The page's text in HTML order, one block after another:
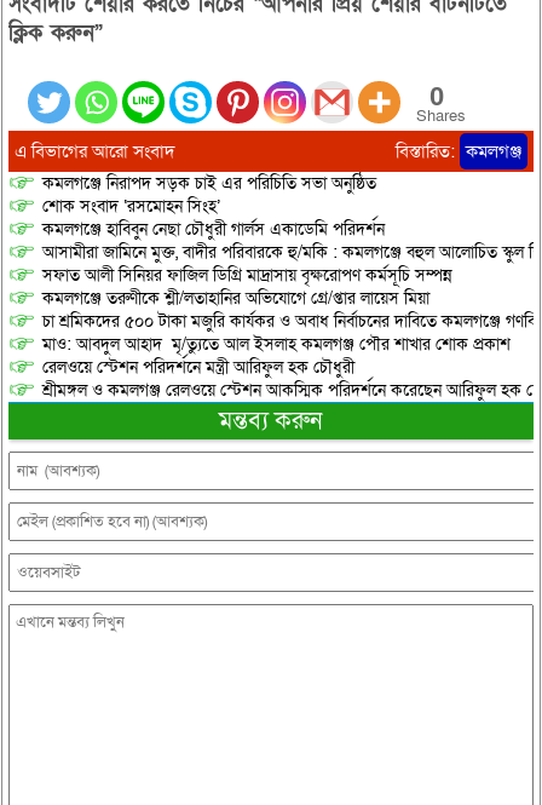
ক্লিক করুন”
0
Shares
এ বিভাগের আরো সংবাদ বিস্তারিত: কমলগঞ্জ
কমলগঞ্জে নিরাপদ সড়ক চাই এর পরিচিতি সভা অনুষ্ঠিত
শোক সংবাদ ‘রসমোহন সিংহ’
কমলগঞ্জে হাবিবুন নেছা চৌধুরী গার্লস একাডেমি পরিদর্শন
আসামীরা জামিনে মুক্ত, বাদীর পরিবারকে হু/মকি : কমলগঞ্জে বহুল আলোচিত স্কুল
সফাত আলী সিনিয়র ফাজিল ডিগ্রি মাদ্রাসায় বৃক্ষরোপণ কর্মসূচি সম্পন্ন
কমলগঞ্জে তরুণীকে শ্লী/লতাহানির অভিযোগে গ্রে/প্তার লায়েস মিয়া
চা শ্রমিকদের ৫০০ টাকা মজুরি কার্যকর ও অবাধ নির্বাচনের দাবিতে কমলগঞ্জে
মাও: আবদুল আহাদ মৃ/ত্যুতে আল ইসলাহ কমলগঞ্জ পৌর শাখার শোক প্রকাশ
রেলওয়ে স্টেশন পরিদর্শনে মন্ত্রী আরিফুল হক চৌধুরী
শ্রীমঙ্গল ও কমলগঞ্জ রেলওয়ে স্টেশন আকস্মিক পরিদর্শনে করেছেন আরিফুল হক
মন্তব্য করুন